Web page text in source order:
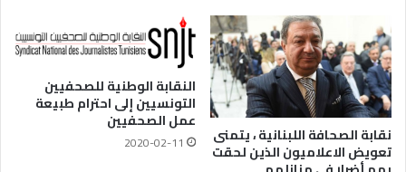
نقابة الصحافة اللبنانية ، يتمنى
تعويض الاعلاميون الذين لحقت
النقابة الوطنية للصحفيين
التونسيين إلى احترام طبيعة
عمل الصحفيين
2020-02-11